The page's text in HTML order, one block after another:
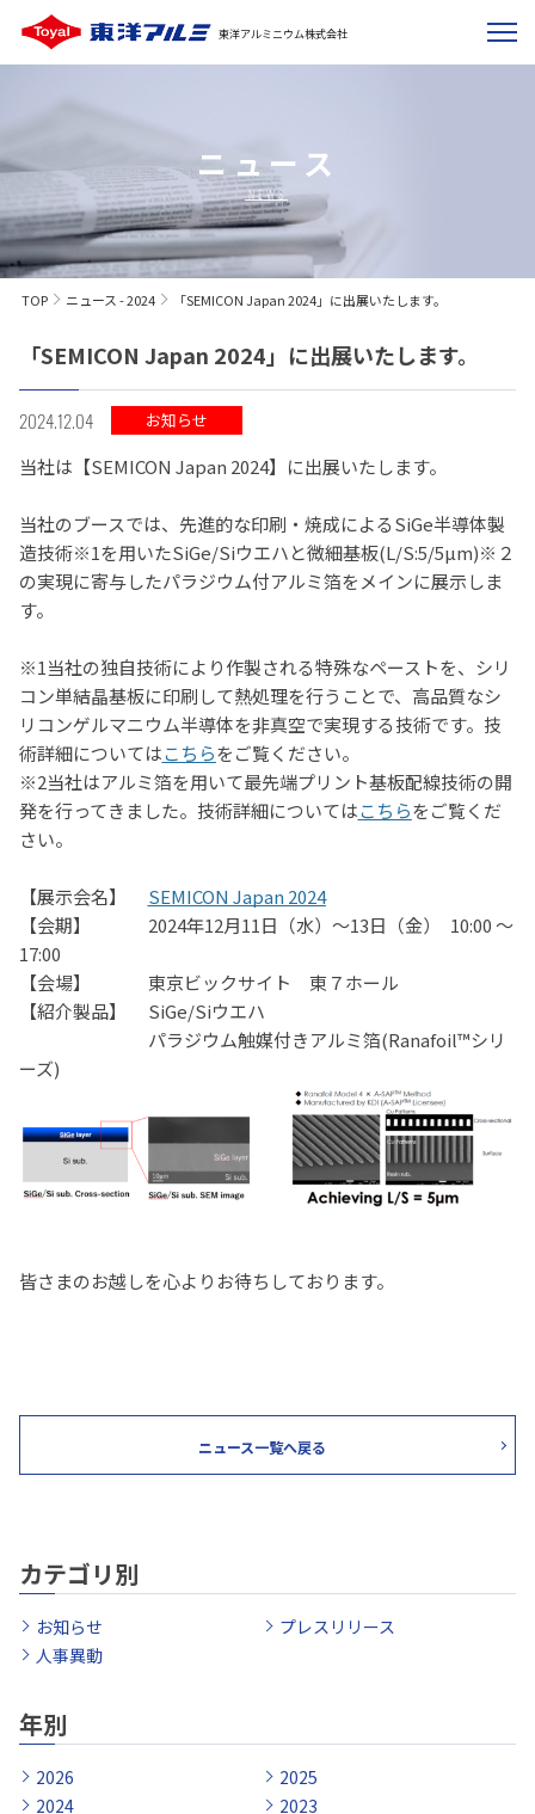
東洋アルミニウム株式会社
ニュース
NEWS
TOP ニュース - 2024 「SEMICON Japan 2024」に出展いたします。
「SEMICON Japan 2024」に出展いたします。
2024.12.04 お知らせ
当社は【SEMICON Japan 2024】に出展いたします。
当社のブースでは、先進的な印刷・焼成によるSiGe半導体製
造技術※1を用いたSiGe/Siウエハと微細基板(L/S:5/5µm)※２
の実現に寄与したパラジウム付アルミ箔をメインに展示しま
す。
※1当社の独自技術により作製される特殊なペーストを、シリ
コン単結晶基板に印刷して熱処理を行うことで、高品質なシ
リコンゲルマニウム半導体を非真空で実現する技術です。技
術詳細についてはこちらをご覧ください。
※2当社はアルミ箔を用いて最先端プリント基板配線技術の開
発を行ってきました。技術詳細についてはこちらをご覧くだ
さい。
【展示会名】
SEMICON Japan 2024
【会期】 2024年12月11日（水）～13日（金） 10:00～
17:00
【会場】 東京ビックサイト 東７ホール
【紹介製品】 SiGe/Siウエハ
パラジウム触媒付きアルミ箔(Ranafoil™シリ
ーズ)
皆さまのお越しを心よりお待ちしております。
ニュース一覧へ戻る
カテゴリ別
お知らせ
プレスリリース
人事異動
年別
2026
2025
2024
2023